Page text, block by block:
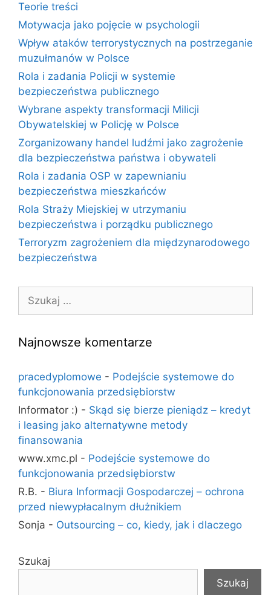
Teorie treści
Motywacja jako pojęcie w psychologii
Wpływ ataków terrorystycznych na postrzeganie
muzułmanów w Polsce
Rola i zadania Policji w systemie
bezpieczeństwa publicznego
Wybrane aspekty transformacji Milicji
Obywatelskiej w Policję w Polsce
Zorganizowany handel ludźmi jako zagrożenie
dla bezpieczeństwa państwa i obywateli
Rola i zadania OSP w zapewnianiu
bezpieczeństwa mieszkańców
Rola Straży Miejskiej w utrzymaniu
bezpieczeństwa i porządku publicznego
Terroryzm zagrożeniem dla międzynarodowego
bezpieczeństwa
Szukaj:
Najnowsze komentarze
pracedyplomowe - Podejście systemowe do
funkcjonowania przedsiębiorstw
Informator :) - Skąd się bierze pieniądz – kredyt
i leasing jako alternatywne metody
finansowania
www.xmc.pl - Podejście systemowe do
funkcjonowania przedsiębiorstw
R.B. - Biura Informacji Gospodarczej – ochrona
przed niewypłacalnym dłużnikiem
Sonja - Outsourcing – co, kiedy, jak i dlaczego
Szukaj
Szukaj